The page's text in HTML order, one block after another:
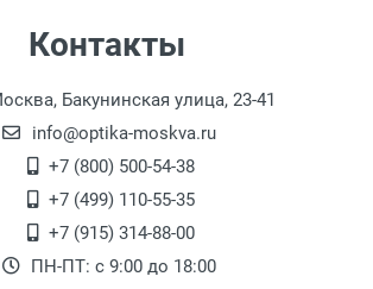
Оплата товара производится
непосредственно на пункте
товара.
по субботам с 11:00 до 15:00, в
по адресу: г. Москва,
переулок 17, корпус 1,
этаж, тел. +7 (499) 110-55-35.
того, как заказ поступает в пункт
наш менеджер связывается с
и оповещает о поступлении
Контакты
Бакунинская улица, 23-41
info@optika-moskva.ru
+7 (800) 500-54-38
+7 (499) 110-55-35
+7 (915) 314-88-00
ПН-ПТ: с 9:00 до 18:00